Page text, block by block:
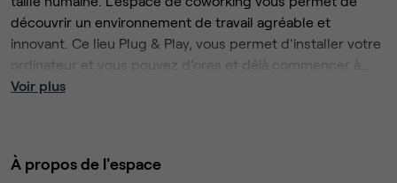
découvrir un environnement de travail agréable et
innovant. Ce lieu Plug & Play, vous permet d'installer votre
ordinateur et vous pouvez d’ores et déjà commencer à
développer votre entreprise.
Voir plus
À propos de l'espace